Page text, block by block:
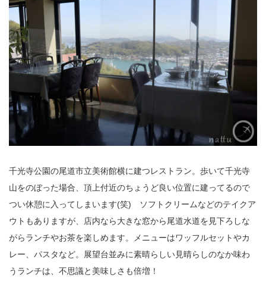
千光寺公園の尾道市立美術館横に建つレストラン。歩いて千光寺
山をのぼった場合、頂上付近のちょうど良い位置に建ってるので
つい休憩に入ってしまいます(笑) ソフトクリームなどのテイクア
ウトもありますが、店内なら大きな窓から尾道水道を見下ろしな
がらランチやお茶を楽しめます。メニューはワッフルセットやカ
レー、パスタなど。展望台並みに素晴らしい見晴らしのなか味わ
うランチは、不思議と美味しさも倍増！